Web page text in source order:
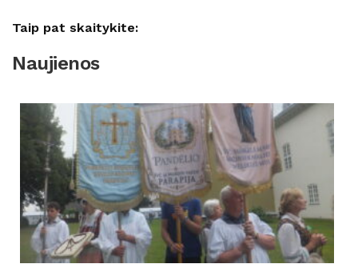
Taip pat skaitykite:
Naujienos